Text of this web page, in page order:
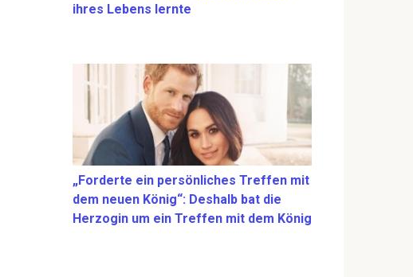
ihres Lebens lernte
„Forderte ein persönliches Treffen mit
dem neuen König“: Deshalb bat die
Herzogin um ein Treffen mit dem König